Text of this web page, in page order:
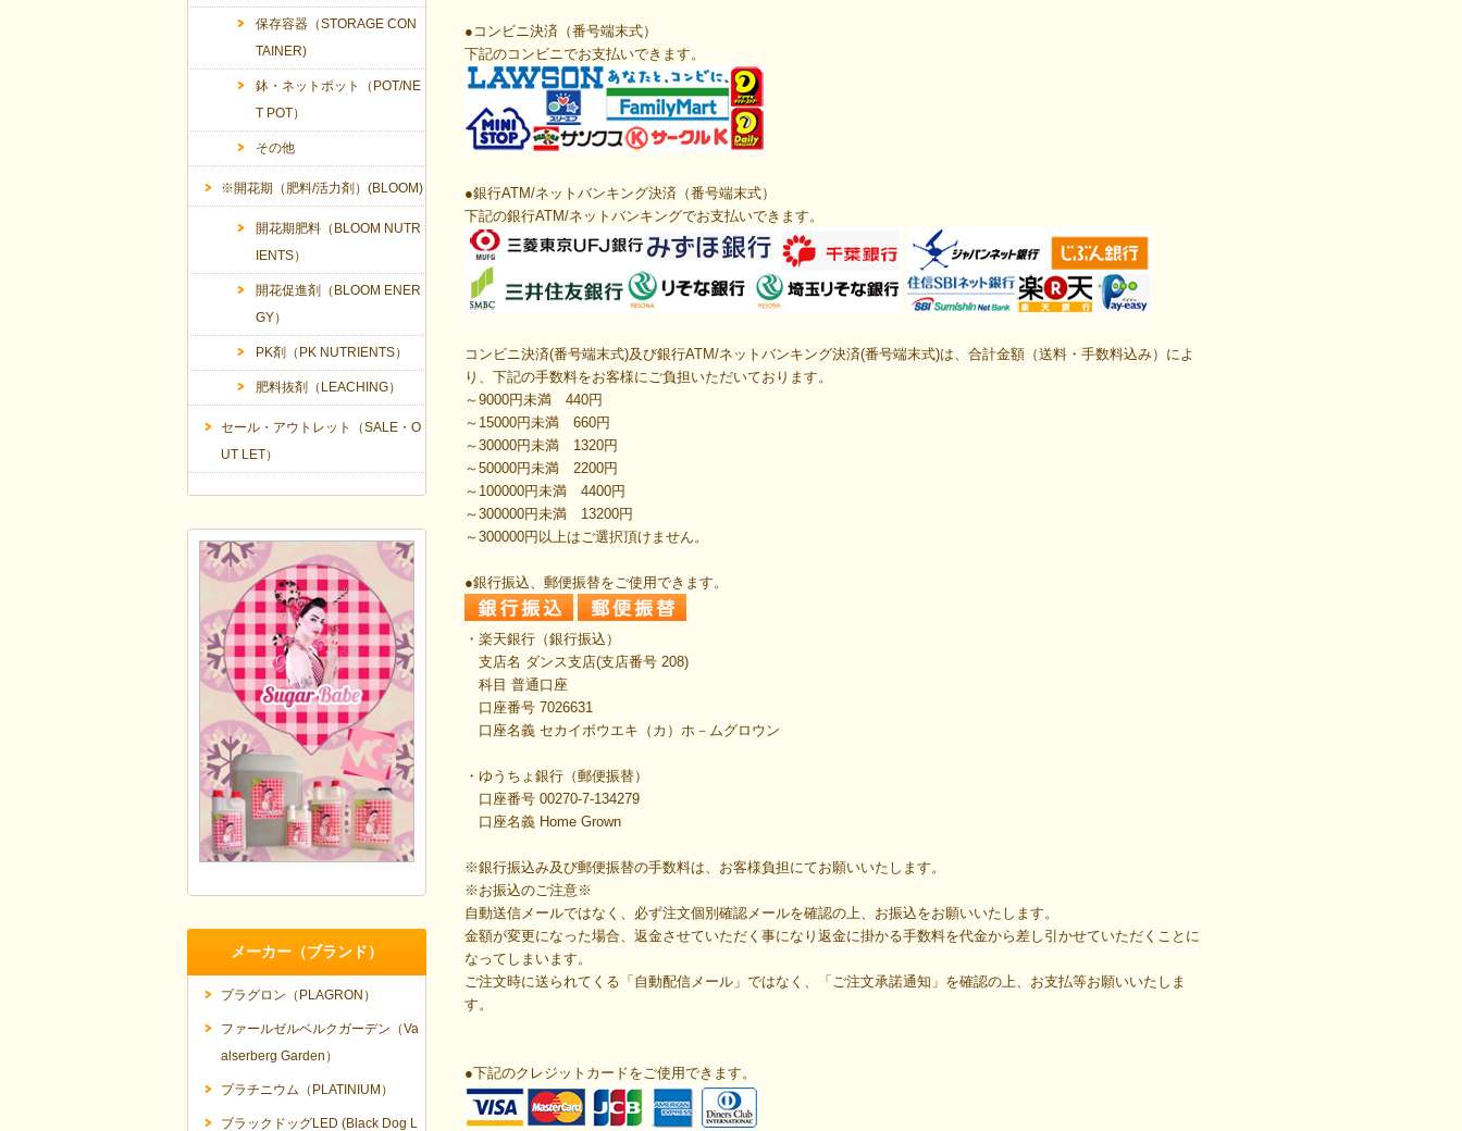
● コンビニ決済（番号端末式）
下記のコンビニでお支払いできます。
●銀行ATM/ネットバンキング決済 （番号端末式）
下記の銀行ATM/ネットバンキングでお支払いできます。
コンビニ決済(番号端末式)及び銀行ATM/ネットバンキング決済(番号端末式)は、 合計金額（送料・手数料込み）によ
り、下記の手数料をお客様にご負担いただいております。
～9000円未満 440円
～15000円未満 660円
～30000円未満 1320円
～50000円未満 2200円
～100000円未満 4400円
～300000円未満 13200円
～300000円以上はご選択頂けません。
●銀行振込、郵便振替をご使用できます。
・楽天銀行（銀行振込）
支店名 ダンス支店(支店番号 208)
科目 普通口座
口座番号 7026631
口座名義 セカイボウエキ（カ）ホ－ムグロウン
・ゆうちょ銀行（郵便振替）
口座番号 00270-7-134279
口座名義 Home Grown
※銀行振込み及び郵便振替の手数料は、お客様負担にてお願いいたします。
※お振込のご注意※
自動送信メールではなく、必ず注文個別確認メールを確認の上、お振込をお願いいたします。
金額が変更になった場合、返金させていただく事になり返金に掛かる手数料を代金から差し引かせていただくことに
なってしまいます。
ご注文時に送られてくる「自動配信メール」ではなく、「ご注文承諾通知」を確認の上、お支払等お願いいたしま
す。
●下記のクレジットカードをご使用できます。
保存容器（STORAGE CON
TAINER)
鉢・ネットポット（POT/NE
T POT）
その他
※開花期（肥料/活力剤）(BLOOM)
開花期肥料（BLOOM NUTR
IENTS）
開花促進剤（BLOOM ENER
GY）
PK剤（PK NUTRIENTS）
肥料抜剤（LEACHING）
セール・アウトレット（SALE・O
UT LET）
メーカー（ブランド）
プラグロン（PLAGRON）
ファールゼルベルクガーデン（Va
alserberg Garden）
プラチニウム（PLATINIUM）
ブラックドッグLED (Black Dog L